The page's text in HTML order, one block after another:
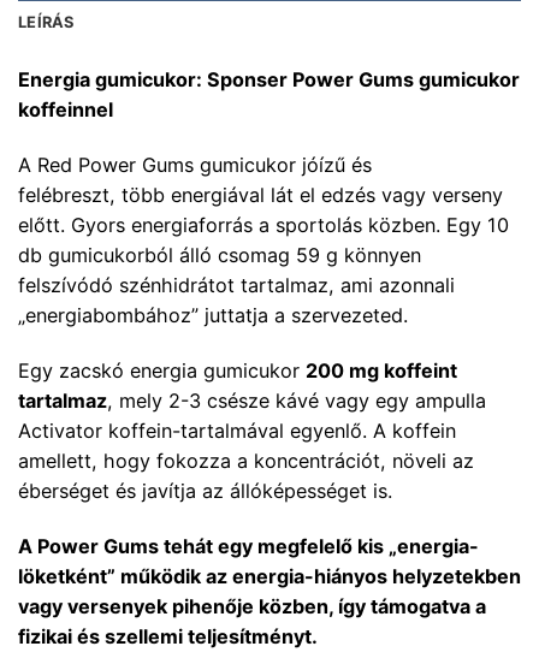
LEÍRÁS
Energia gumicukor: Sponser Power Gums gumicukor
koffeinnel
A Red Power Gums gumicukor jóízű és
felébreszt, több energiával lát el edzés vagy verseny
előtt. Gyors energiaforrás a sportolás közben. Egy 10
db gumicukorból álló csomag 59 g könnyen
felszívódó szénhidrátot tartalmaz, ami azonnali
„energiabombához” juttatja a szervezeted.
Egy zacskó energia gumicukor 200 mg koffeint
tartalmaz, mely 2-3 csésze kávé vagy egy ampulla
Activator koffein-tartalmával egyenlő. A koffein
amellett, hogy fokozza a koncentrációt, növeli az
éberséget és javítja az állóképességet is.
A Power Gums tehát egy megfelelő kis „energia-
löketként” működik az energia-hiányos helyzetekben
vagy versenyek pihenője közben, így támogatva a
fizikai és szellemi teljesítményt.